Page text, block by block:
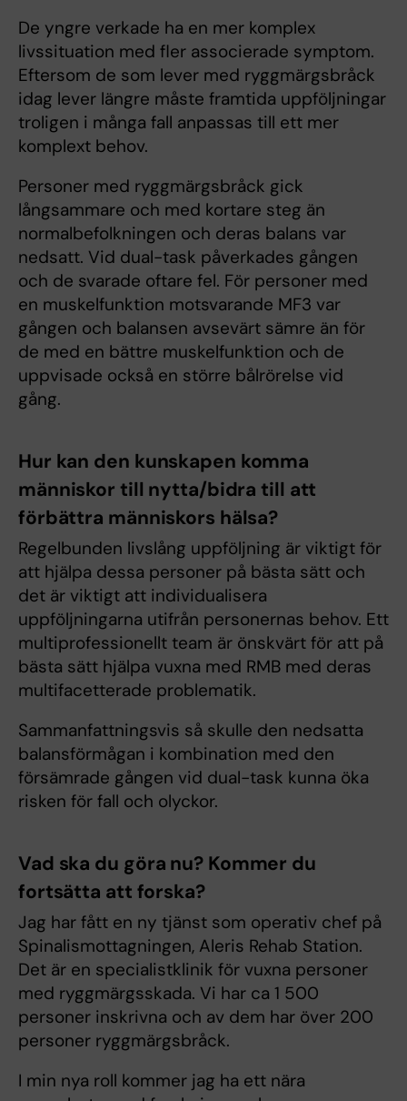
De yngre verkade ha en mer komplex
livssituation med fler associerade symptom.
Eftersom de som lever med ryggmärgsbråck
idag lever längre måste framtida uppföljningar
troligen i många fall anpassas till ett mer
komplext behov.
Personer med ryggmärgsbråck gick
långsammare och med kortare steg än
normalbefolkningen och deras balans var
nedsatt. Vid dual-task påverkades gången
och de svarade oftare fel. För personer med
en muskelfunktion motsvarande MF3 var
gången och balansen avsevärt sämre än för
de med en bättre muskelfunktion och de
uppvisade också en större bålrörelse vid
gång.
Hur kan den kunskapen komma
människor till nytta/bidra till att
förbättra människors hälsa?
Regelbunden livslång uppföljning är viktigt för
att hjälpa dessa personer på bästa sätt och
det är viktigt att individualisera
uppföljningarna utifrån personernas behov. Ett
multiprofessionellt team är önskvärt för att på
bästa sätt hjälpa vuxna med RMB med deras
multifacetterade problematik.
Sammanfattningsvis så skulle den nedsatta
balansförmågan i kombination med den
försämrade gången vid dual-task kunna öka
risken för fall och olyckor.
Vad ska du göra nu? Kommer du
fortsätta att forska?
Jag har fått en ny tjänst som operativ chef på
Spinalismottagningen, Aleris Rehab Station.
Det är en specialistklinik för vuxna personer
med ryggmärgsskada. Vi har ca 1 500
personer inskrivna och av dem har över 200
personer ryggmärgsbråck.
I min nya roll kommer jag ha ett nära